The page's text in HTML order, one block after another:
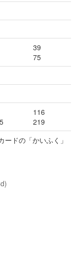
39
75
116
219
ドの「かいふく」